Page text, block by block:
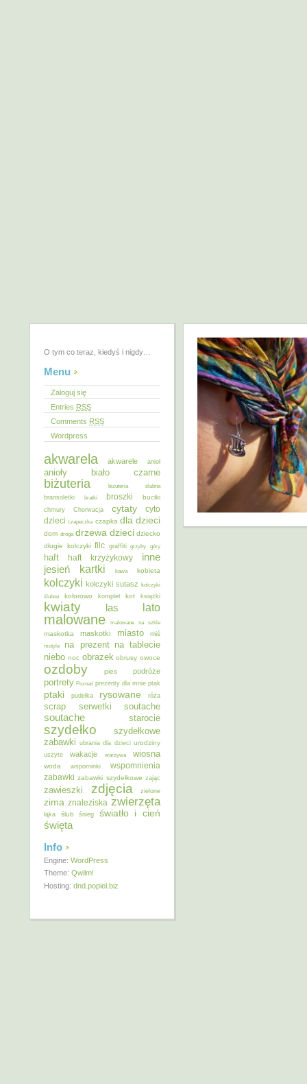
O tym co teraz, kiedyś i nigdy…
Menu
Zaloguj się
Entries RSS
Comments RSS
Wordpress
akwarela akwarele anioł
anioły biało czarne
biżuteria
biżuteria ślubna
bransoletki
bratki broszki buciki
chmury Chorwacja cytaty
cyto
dzieci czapeczka czapka dla dzieci
dom droga drzewa dzieci dziecko
długie kolczyki filc graffiti grzyby góry
haft haft krzyżykowy inne
jesień kartki kawa kobieta
kolczyki kolczyki sutasz kolczyki
ślubne
kolorowo komplet kot książki
kwiaty las lato
malowane malowane na szkle
maskotka maskotki miasto miś
motyle na prezent na tablecie
niebo noc obrazek obrusy owoce
ozdoby pies podróże
portrety Poznań prezenty dla mnie ptak
ptaki pudełka rysowane róża
scrap serwetki soutache
soutache starocie
szydełko
szydełkowe
zabawki ubrania dla dzieci urodziny
uszyte wakacje warzywa wiosna
woda wspominki
wspomnienia
zabawki zabawki szydełkowe zając
zawieszki zdjęcia zielone
zima znaleziska zwierzęta
łąka ślub śnieg światło i cień
święta
Info
Engine: WordPress
Theme: Qwilm!
Hosting: dnd.popiel.biz